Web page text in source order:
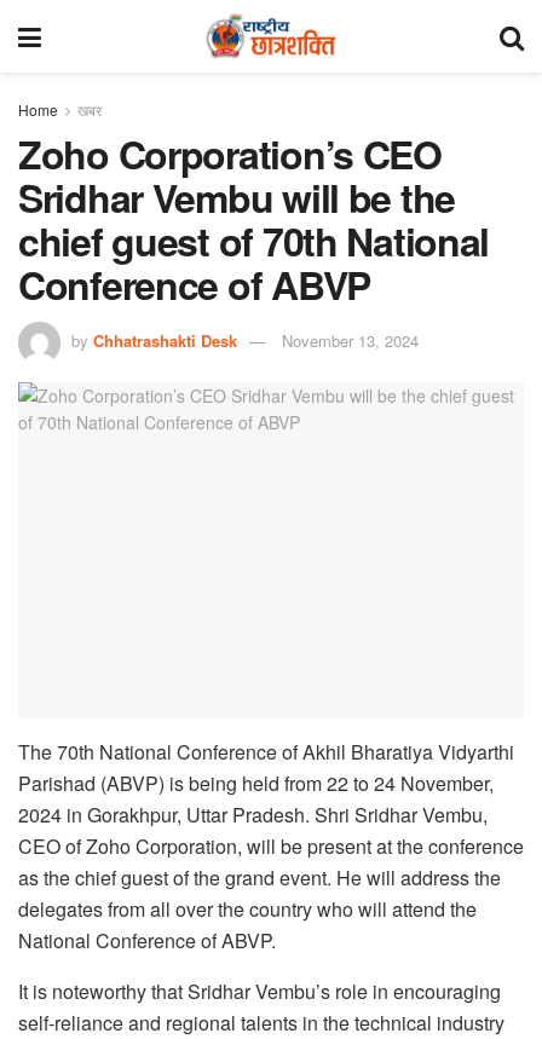
Home खबर
Zoho Corporation’s CEO
Sridhar Vembu will be the
chief guest of 70th National
Conference of ABVP
by Chhatrashakti Desk November 13, 2024
The 70th National Conference of Akhil Bharatiya Vidyarthi
Parishad (ABVP) is being held from 22 to 24 November,
2024 in Gorakhpur, Uttar Pradesh. Shri Sridhar Vembu,
CEO of Zoho Corporation, will be present at the conference
as the chief guest of the grand event. He will address the
delegates from all over the country who will attend the
National Conference of ABVP.
It is noteworthy that Sridhar Vembu’s role in encouraging
self-reliance and regional talents in the technical industry